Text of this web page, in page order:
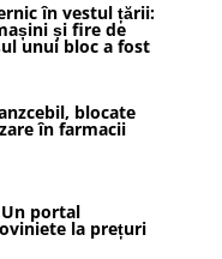
în vestul țării:
și fire de
unui bloc a fost
blocate
în farmacii
Un portal
la prețuri